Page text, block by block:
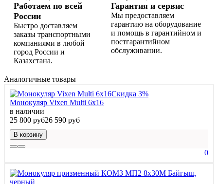
Работаем по всей
России
Быстро доставляем
заказы транспортными
компаниями в любой
город России и
Казахстана.
Гарантия и сервис
Мы предоставляем
гарантию на оборудование
и помощь в гарантийном и
постгарантийном
обслуживании.
Аналогичные товары
Скидка 3%
Монокуляр Vixen Multi 6x16
в наличии
25 800 руб26 590 руб
В корзину
0